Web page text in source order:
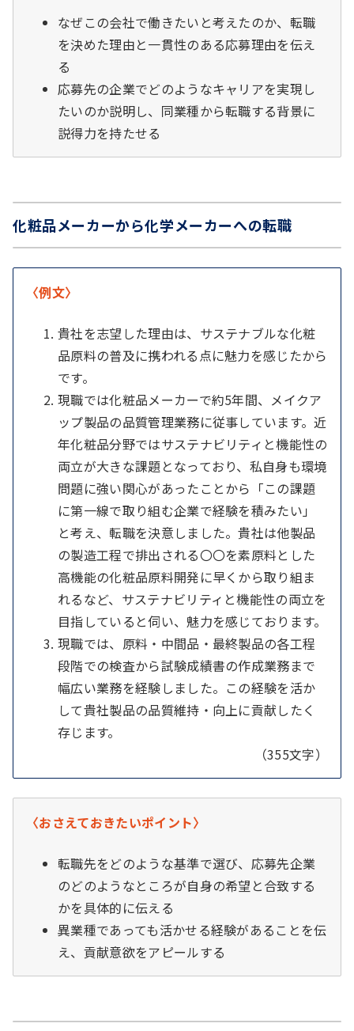
なぜこの会社で働きたいと考えたのか、転職
を決めた理由と一貫性のある応募理由を伝え
る
応募先の企業でどのようなキャリアを実現し
たいのか説明し、同業種から転職する背景に
説得力を持たせる
化粧品メーカーから化学メーカーへの転職
〈例文〉
貴社を志望した理由は、サステナブルな化粧
品原料の普及に携われる点に魅力を感じたから
です。
現職では化粧品メーカーで約5年間、メイクア
ップ製品の品質管理業務に従事しています。近
年化粧品分野ではサステナビリティと機能性の
両立が大きな課題となっており、私自身も環境
問題に強い関心があったことから「この課題
に第一線で取り組む企業で経験を積みたい」
と考え、転職を決意しました。貴社は他製品
の製造工程で排出される〇〇を素原料とした
高機能の化粧品原料開発に早くから取り組ま
れるなど、サステナビリティと機能性の両立を
目指していると伺い、魅力を感じております。
現職では、原料・中間品・最終製品の各工程
段階での検査から試験成績書の作成業務まで
幅広い業務を経験しました。この経験を活か
して貴社製品の品質維持・向上に貢献したく
存じます。
（355文字）
〈おさえておきたいポイント〉
転職先をどのような基準で選び、応募先企業
のどのようなところが自身の希望と合致する
かを具体的に伝える
異業種であっても活かせる経験があることを伝
え、貢献意欲をアピールする